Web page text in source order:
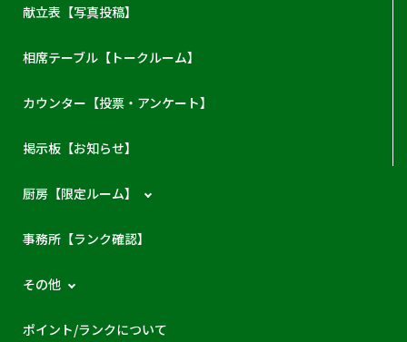
献立表【写真投稿】
相席テーブル【トークルーム】
カウンター【投票・アンケート】
掲示板【お知らせ】
厨房【限定ルーム】
事務所【ランク確認】
その他
ポイント/ランクについて